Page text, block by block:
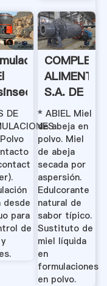
DE
desde
para
de
S.A. DE
C.V. - .
* ABIEL Miel
de abeja en
polvo. Miel
de abeja
secada por
aspersión.
Edulcorante
natural de
sabor típico.
Sustituto de
miel líquida
en
formulaciones
en polvo.